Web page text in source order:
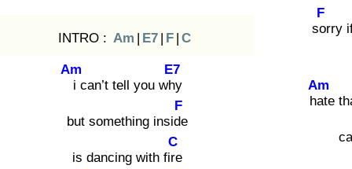
INTRO : Am | E7 | F | C
i
Am
can’t tell you why
E7
but something inside
F
is dancing with fire
C
sor
F
ry
hat
Am
e